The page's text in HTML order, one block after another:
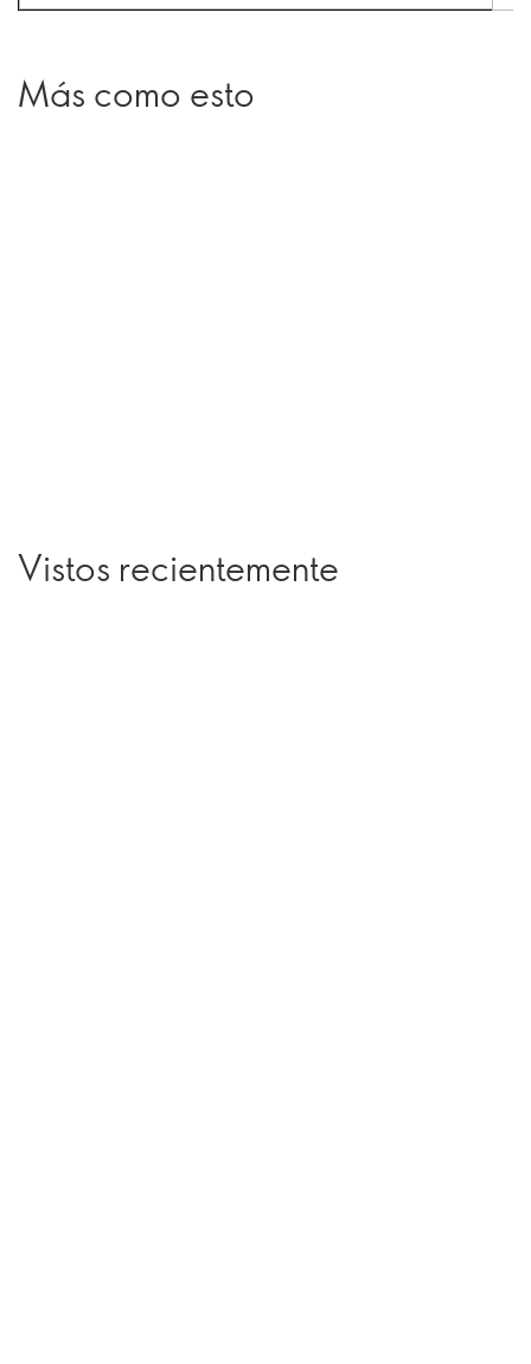
Más como esto
Vistos recientemente